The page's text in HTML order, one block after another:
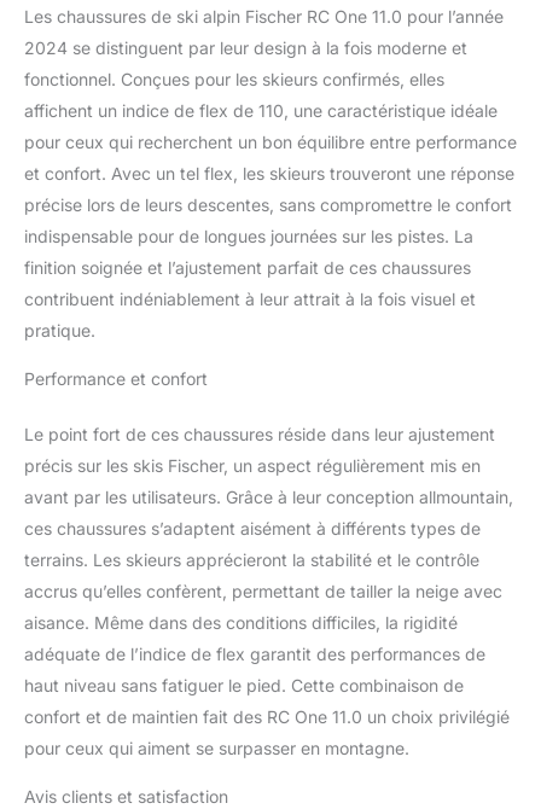
orteils haute pour
beaucoup d'espace |
Somatec | Châssis
Power | Entrée flottante |
Velcro 35 mm Chausson
intérieur et boucles :
Active Fit Zones Liner –
% sans couture |
Thermoshape | 4
boucles RC ONE
microréglables | Power
poids léger, à son
enfilage facile et à sa
forme anatomique, la
chaussure de ski offre le
caractéristique de la RC
ONE 110 est la sportivité
et le confort. Son poids
léger, sa forme
des orteils et la facilité
d'enfilage grâce à
l'entrée flottante
Les chaussures de ski alpin Fischer RC One 11.0 pour l’année
2024 se distinguent par leur design à la fois moderne et
fonctionnel. Conçues pour les skieurs confirmés, elles
affichent un indice de flex de 110, une caractéristique idéale
pour ceux qui recherchent un bon équilibre entre performance
et confort. Avec un tel flex, les skieurs trouveront une réponse
précise lors de leurs descentes, sans compromettre le confort
indispensable pour de longues journées sur les pistes. La
finition soignée et l’ajustement parfait de ces chaussures
contribuent indéniablement à leur attrait à la fois visuel et
pratique.
Performance et confort
Le point fort de ces chaussures réside dans leur ajustement
précis sur les skis Fischer, un aspect régulièrement mis en
avant par les utilisateurs. Grâce à leur conception allmountain,
ces chaussures s’adaptent aisément à différents types de
terrains. Les skieurs apprécieront la stabilité et le contrôle
accrus qu’elles confèrent, permettant de tailler la neige avec
aisance. Même dans des conditions difficiles, la rigidité
adéquate de l’indice de flex garantit des performances de
haut niveau sans fatiguer le pied. Cette combinaison de
confort et de maintien fait des RC One 11.0 un choix privilégié
pour ceux qui aiment se surpasser en montagne.
Avis clients et satisfaction